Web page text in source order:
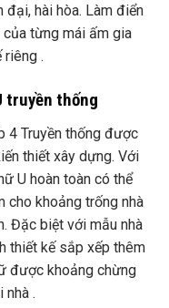
đại, hài hòa. Làm điển
từng mái ấm gia
riêng .
truyền thống
4 Truyền thống được
thiết xây dựng. Với
U hoàn toàn có thể
cho khoảng trống nhà
Đặc biệt với mẫu nhà
thiết kế sắp xếp thêm
được khoảng chừng
nhà .